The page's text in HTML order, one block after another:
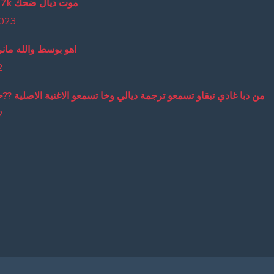
lmout dyal da7k موت ديال ضحك
اهو بوسط والله
من دبا غادي تبقاو تسمعو ترجمة ديالي وخا تسمعو الاغنية الاصلية